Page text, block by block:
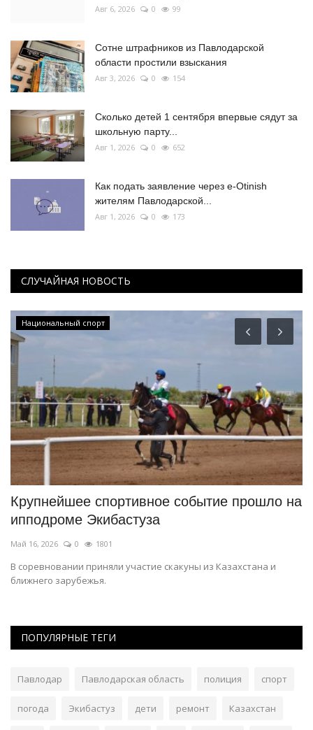
Авг 6, 2026 0 99
Сотне штрафников из Павлодарской
области простили взыскания
Авг 3, 2026 0 154
Сколько детей 1 сентября впервые сядут за
школьную парту...
Авг 1, 2026 0 652
Как подать заявление через e-Otinish
жителям Павлодарской...
Авг 1, 2026 0 173
СЛУЧАЙНАЯ НОВОСТЬ
Национальный спорт
Крупнейшее спортивное событие прошло на
ипподроме Экибастуза
Май 16, 2026 0 1801
В соревновании приняли участие скакуны из Казахстана и
ближнего зарубежья.
ПОПУЛЯРНЫЕ ТЕГИ
Павлодар Павлодарская область полиция спорт
погода Экибастуз дети ремонт Казахстан